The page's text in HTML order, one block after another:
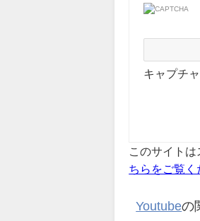
キャプチ
このサイト
ちらをご覧く
Youtubeの